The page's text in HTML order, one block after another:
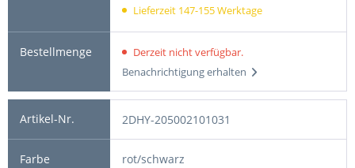
Lieferzeit 147-155 Werktage
Derzeit nicht verfügbar.
Benachrichtigung erhalten
2DHY-205002101031
rot/schwarz